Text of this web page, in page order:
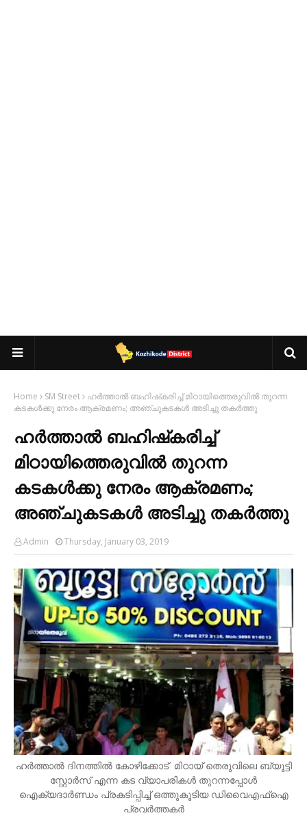
Home SM Street
ഹര്‍ത്താല്‍ ബഹിഷ്‌കരിച്ച് മിഠായിത്തെരുവിൽ തുറന്ന
കടകൾക്കു നേരം ആക്രമണം; അഞ്ചുകടകൾ അടിച്ചു തകർത്തു
ഹര്‍ത്താല്‍ ബഹിഷ്‌കരിച്ച്
മിഠായിത്തെരുവിൽ തുറന്ന
കടകൾക്കു നേരം ആക്രമണം;
അഞ്ചുകടകൾ അടിച്ചു തകർത്തു
Admin Thursday, January 03, 2019
ഹർത്താൽ ദിനത്തിൽ കോഴിക്കോട് മിഠായ് തെരുവിലെ ബ്യൂട്ടി
സ്റ്റോർസ് എന്ന കട വ്യാപരികൾ തുറന്നപ്പോൾ
ഐക്യദാർണ്ഡം പ്രകടിപ്പിച്ച് ഒത്തുകൂടിയ ഡിവൈഎഫ്ഐ
പ്രവർത്തകർ